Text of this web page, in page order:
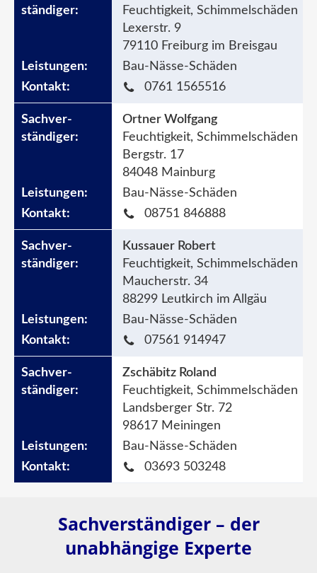
Feuchtigkeit, Schimmelschäden
Lexerstr. 9
79110 Freiburg im Breisgau
Bau-Nässe-Schäden
0761 1565516
Ortner Wolfgang
Feuchtigkeit, Schimmelschäden
Bergstr. 17
84048 Mainburg
Bau-Nässe-Schäden
08751 846888
Kussauer Robert
Feuchtigkeit, Schimmelschäden
Maucherstr. 34
88299 Leutkirch im Allgäu
Bau-Nässe-Schäden
07561 914947
Zschäbitz Roland
Feuchtigkeit, Schimmelschäden
Landsberger Str. 72
98617 Meiningen
Bau-Nässe-Schäden
03693 503248
Sachverständiger – der
unabhängige Experte